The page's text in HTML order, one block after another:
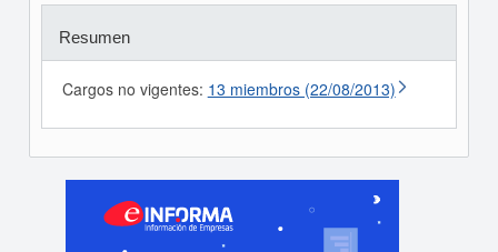
Resumen
Cargos no vigentes: 13 miembros (22/08/2013)